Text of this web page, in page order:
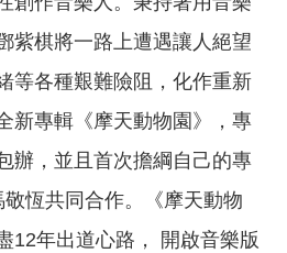
紫棋將一路上遭遇讓人絕望
等各種艱難險阻，化作重新
新專輯《摩天動物園》，專
辦，並且首次擔綱自己的專
恆共同合作。《摩天動物
12年出道心路， 開啟音樂版